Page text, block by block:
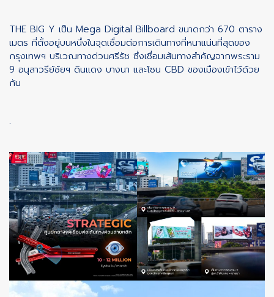
THE BIG Y เป็น Mega Digital Billboard ขนาดกว่า 670 ตาราง
เมตร ที่ตั้งอยู่บนหนึ่งในจุดเชื่อมต่อการเดินทางที่หนาแน่นที่สุดของ
กรุงเทพฯ บริเวณทางด่วนศรีรัช ซึ่งเชื่อมเส้นทางสำคัญจากพระราม
9 อนุสาวรีย์ชัยฯ ดินแดง บางนา และโซน CBD ของเมืองเข้าไว้ด้วย
กัน
.